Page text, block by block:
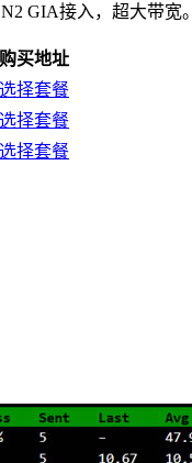
GIA接入，超大带宽。
购买地址
选择套餐
选择套餐
选择套餐